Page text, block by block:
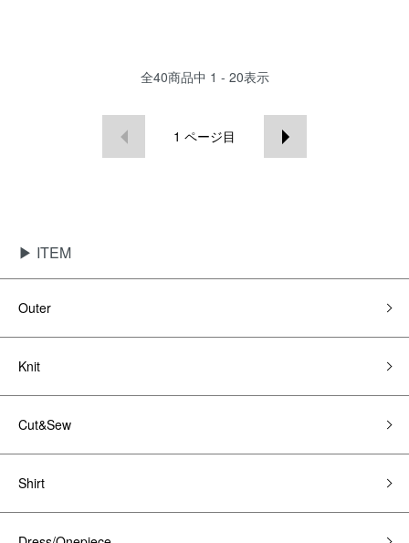
全40商品中 1 - 20表示
1 ページ目
▶ ITEM
Outer
Knit
Cut&Sew
Shirt